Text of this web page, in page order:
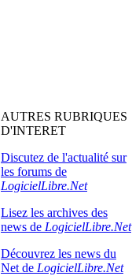
AUTRES RUBRIQUES
D'INTERET
Discutez de l'actualité sur
les forums de
LogicielLibre.Net
Lisez les archives des
news de LogicielLibre.Net
Découvrez les news du
Net de LogicielLibre.Net